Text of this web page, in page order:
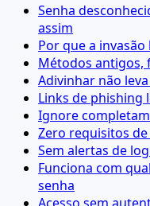
Senha
assim
Por que a
Métodos antigos,
Adivinhar não
Links de phishing
Ignore
Zero requisitos
Sem alertas de
Funciona com
senha